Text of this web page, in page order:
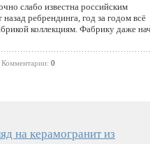
слабо известна российским
ребрендинга, год за годом всё
коллекциям. Фабрику даже
Комментарии: 0
на керамогранит из